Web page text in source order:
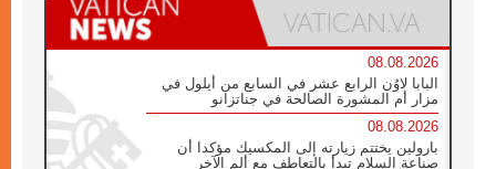
08.08.2026
البابا لاوُن الرابع عشر في السابع من أيلول في
مزار أم المشورة الصالحة في جناتزانو
08.08.2026
بارولين يختتم زيارته إلى المكسيك مؤكدا أن
صناعة السلام تبدأ بالتعاطف مع ألم الآخر